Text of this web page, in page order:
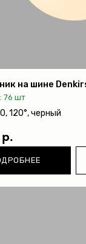
на шине
76 шт
120°, черный